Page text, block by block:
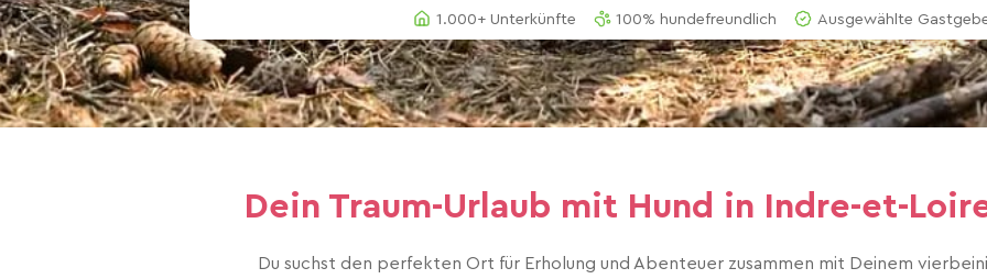
1.000+ Unterkünfte 100% hundefreundlich Ausgewählte
Dein Traum-Urlaub mit Hund in Indre-et-
Du suchst den perfekten Ort für Erholung und Abenteuer zusammen mit Deinem